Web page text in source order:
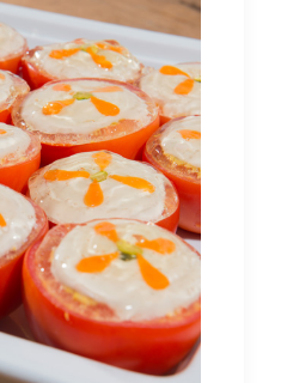
piatti
, dalCous-cous
scegliere
sapori tipici o più
tra le proposte
pasta fresca